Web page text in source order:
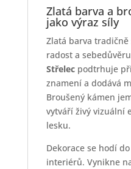
Zlatá barva a
jako výraz síly
Zlatá barva
radost a
Střelecpodtrhuje
znamení a dodává
Broušený kámen
vytváří živý vizuální
lesku.
Dekorace se hodí
interiérů. Vynikne